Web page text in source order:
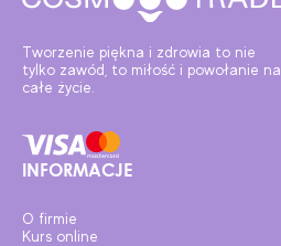
Tworzenie piękna i zdrowia to nie
tylko zawód, to miłość i powołanie na
całe życie.
INFORMACJE
O firmie
Kurs online